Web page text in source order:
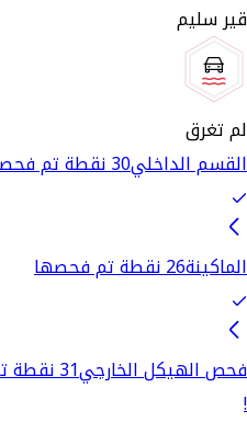
قير سليم
لم تغرق
القسم الداخلي30 نقطة تم فحصها
الماكينة26 نقطة تم فحصها
فحص الهيكل الخارجي31 نقطة تم فحصها
!